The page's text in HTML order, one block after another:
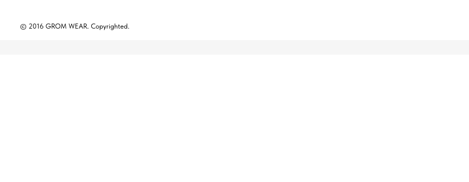
© 2016 GROM WEAR. Copyrighted.